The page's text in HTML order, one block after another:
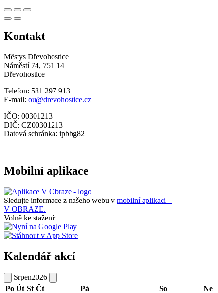
Kontakt
Městys Dřevohostice
Náměstí 74, 751 14
Dřevohostice
Telefon: 581 297 913
E-mail: ou@drevohostice.cz
IČO: 00301213
DIČ: CZ00301213
Datová schránka: ipbbg82
Mobilní aplikace
Sledujte informace z našeho webu v mobilní aplikaci –
V OBRAZE.
Volně ke stažení:
Kalendář akcí
Srpen2026
Po Út St Čt Pá So Ne